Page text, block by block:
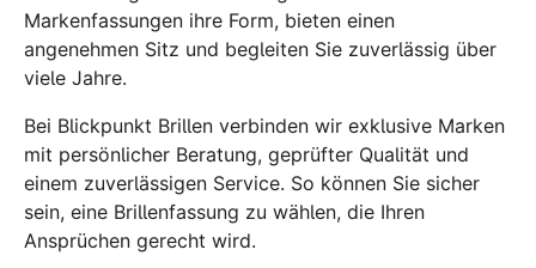
Markenfassungen ihre Form, bieten einen
angenehmen Sitz und begleiten Sie zuverlässig über
viele Jahre.
Bei Blickpunkt Brillen verbinden wir exklusive Marken
mit persönlicher Beratung, geprüfter Qualität und
einem zuverlässigen Service. So können Sie sicher
sein, eine Brillenfassung zu wählen, die Ihren
Ansprüchen gerecht wird.